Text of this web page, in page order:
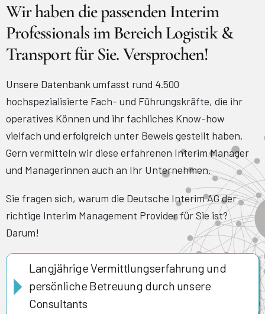
Wir haben die passenden Interim
Professionals im Bereich Logistik &
Transport für Sie. Versprochen!
Unsere Datenbank umfasst rund 4.500
hochspezialisierte Fach- und Führungskräfte, die ihr
operatives Können und ihr fachliches Know-how
vielfach und erfolgreich unter Beweis gestellt haben.
Gern vermitteln wir diese erfahrenen Interim Manager
und Managerinnen auch an Ihr Unternehmen.
Sie fragen sich, warum die Deutsche Interim AG der
richtige Interim Management Provider für Sie ist?
Darum!
Langjährige Vermittlungserfahrung und
persönliche Betreuung durch unsere
Consultants